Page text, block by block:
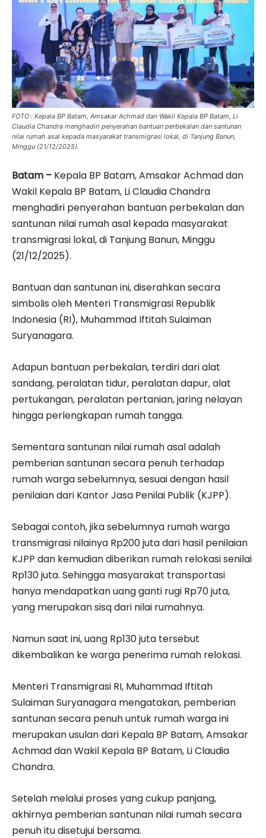
FOTO : Kepala BP Batam, Amsakar Achmad dan Wakil Kepala BP Batam, Li
Claudia Chandra menghadiri penyerahan bantuan perbekalan dan santunan
nilai rumah asal kepada masyarakat transmigrasi lokal, di Tanjung Banun,
Minggu (21/12/2025).
Batam – Kepala BP Batam, Amsakar Achmad dan
Wakil Kepala BP Batam, Li Claudia Chandra
menghadiri penyerahan bantuan perbekalan dan
santunan nilai rumah asal kepada masyarakat
transmigrasi lokal, di Tanjung Banun, Minggu
(21/12/2025).
Bantuan dan santunan ini, diserahkan secara
simbolis oleh Menteri Transmigrasi Republik
Indonesia (RI), Muhammad Iftitah Sulaiman
Suryanagara.
Adapun bantuan perbekalan, terdiri dari alat
sandang, peralatan tidur, peralatan dapur, alat
pertukangan, peralatan pertanian, jaring nelayan
hingga perlengkapan rumah tangga.
Sementara santunan nilai rumah asal adalah
pemberian santunan secara penuh terhadap
rumah warga sebelumnya, sesuai dengan hasil
penilaian dari Kantor Jasa Penilai Publik (KJPP).
Sebagai contoh, jika sebelumnya rumah warga
transmigrasi nilainya Rp200 juta dari hasil penilaian
KJPP dan kemudian diberikan rumah relokasi senilai
Rp130 juta. Sehingga masyarakat transportasi
hanya mendapatkan uang ganti rugi Rp70 juta,
yang merupakan sisq dari nilai rumahnya.
Namun saat ini, uang Rp130 juta tersebut
dikembalikan ke warga penerima rumah relokasi.
Menteri Transmigrasi RI, Muhammad Iftitah
Sulaiman Suryanagara mengatakan, pemberian
santunan secara penuh untuk rumah warga ini
merupakan usulan dari Kepala BP Batam, Amsakar
Achmad dan Wakil Kepala BP Batam, Li Claudia
Chandra.
Setelah melalui proses yang cukup panjang,
akhirnya pemberian santunan nilai rumah secara
penuh itu disetujui bersama.